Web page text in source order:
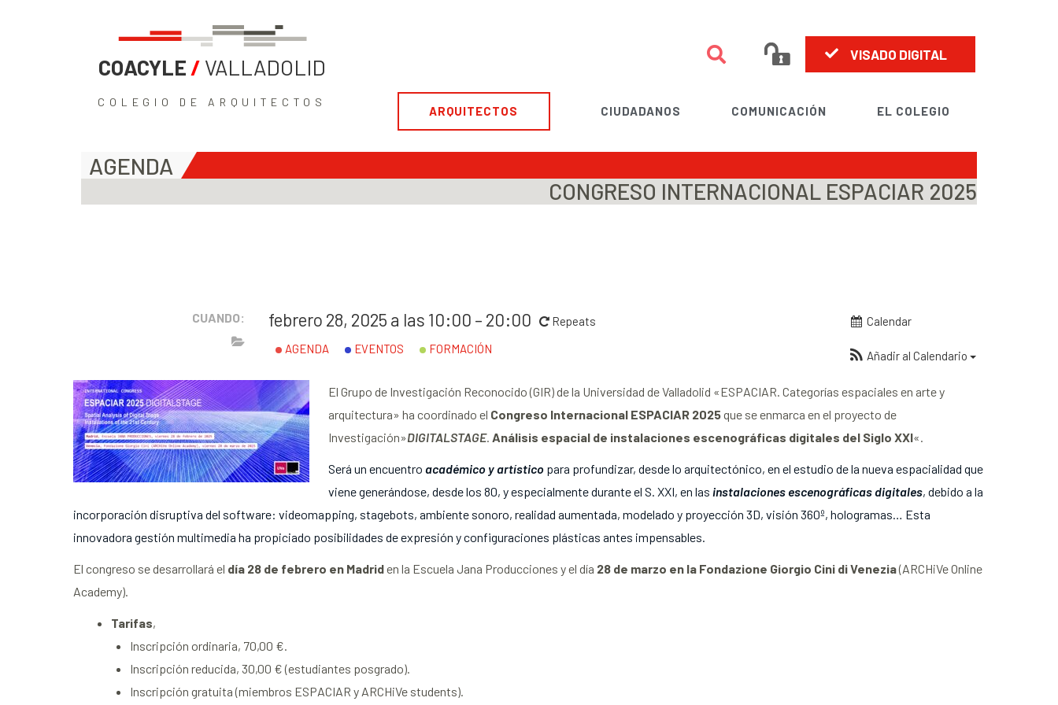
COACYLE / VALLADOLID
COLEGIO DE ARQUITECTOS
VISADO DIGITAL
ARQUITECTOS CIUDADANOS COMUNICACIÓN EL COLEGIO
AGENDA
CONGRESO INTERNACIONAL ESPACIAR 2025
Calendar
Añadir al Calendario
CUANDO: febrero 28, 2025 a las 10:00 – 20:00
Repeats
AGENDA
EVENTOS FORMACIÓN
El Grupo de Investigación Reconocido (GIR) de la Universidad de Valladolid «ESPACIAR. Categorías espaciales en arte y
arquitectura» ha coordinado el Congreso Internacional ESPACIAR 2025que se enmarca en el proyecto de
Investigación»DIGITALSTAGE. Análisis espacial de instalaciones escenográficas digitales del Siglo XXI«.
Será un encuentro académico y artísticopara profundizar, desde lo arquitectónico, en el estudio de la nueva espacialidad que
viene generándose, desde los 80, y especialmente durante el S. XXI, en las instalaciones escenográficas digitales, debido a la
incorporación disruptiva del software: videomapping, stagebots, ambiente sonoro, realidad aumentada, modelado y proyección 3D, visión 360º, hologramas… Esta
innovadora gestión multimedia ha propiciado posibilidades de expresión y configuraciones plásticas antes impensables.
El congreso se desarrollará el día 28 de febrero en Madriden la Escuela Jana Producciones y el día 28 de marzo en la Fondazione Giorgio Cini di Venezia(ARCHiVe Online
Academy).
Tarifas,
Inscripción ordinaria, 70,00 €.
Inscripción reducida, 30,00 € (estudiantes posgrado).
Inscripción gratuita (miembros ESPACIAR y ARCHiVe students).